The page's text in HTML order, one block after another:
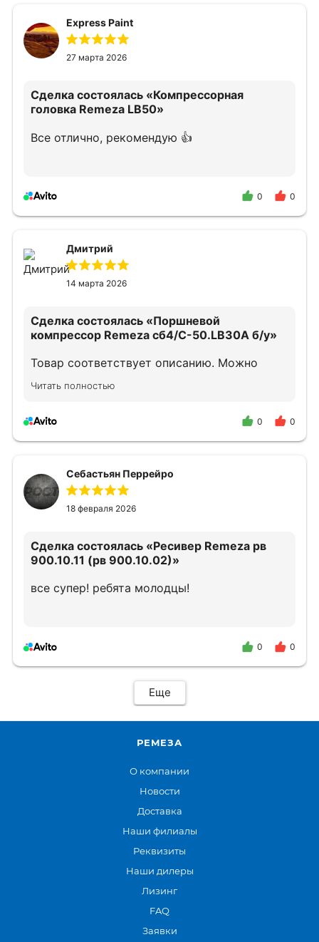
Express Paint
27 марта 2026
Сделка состоялась «Компрессорная
головка Remeza LB50»
Все отлично, рекомендую 👍
0 0
Дмитрий
14 марта 2026
Сделка состоялась «Поршневой
компрессор Remeza сб4/С-50.LB30A б/у»
Товар соответствует описанию. Можно
Читать полностью
0 0
Себастьян Перрейро
18 февраля 2026
Сделка состоялась «Ресивер Remeza рв
900.10.11 (рв 900.10.02)»
все супер! ребята молодцы!
0 0
Еще
РЕМЕЗА
О компании
Новости
Доставка
Наши филиалы
Реквизиты
Наши дилеры
Лизинг
FAQ
Заявки